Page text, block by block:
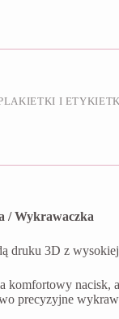
I
/ Wykrawaczka
druku 3D z
komfortowy nacisk,
precyzyjne